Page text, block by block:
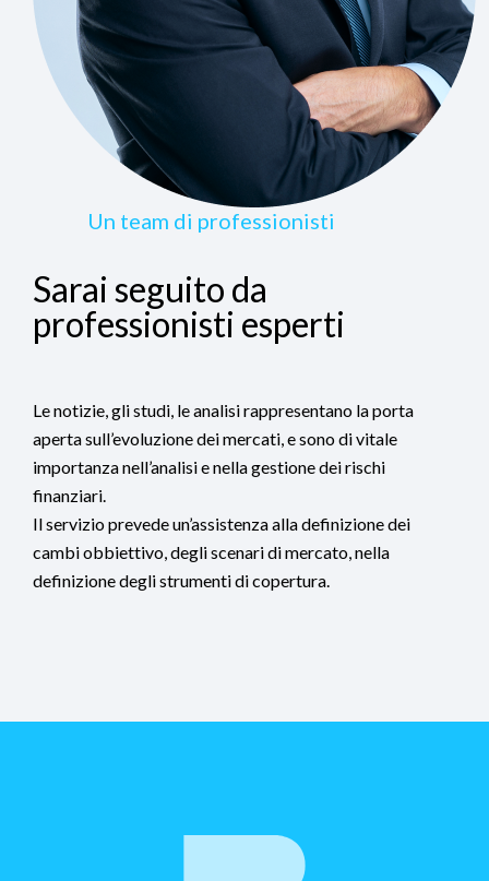
Un team di professionisti
Sarai seguito da
professionisti esperti
Le notizie, gli studi, le analisi rappresentano la porta
aperta sull’evoluzione dei mercati, e sono di vitale
importanza nell’analisi e nella gestione dei rischi
finanziari.
Il servizio prevede un’assistenza alla definizione dei
cambi obbiettivo, degli scenari di mercato, nella
definizione degli strumenti di copertura.